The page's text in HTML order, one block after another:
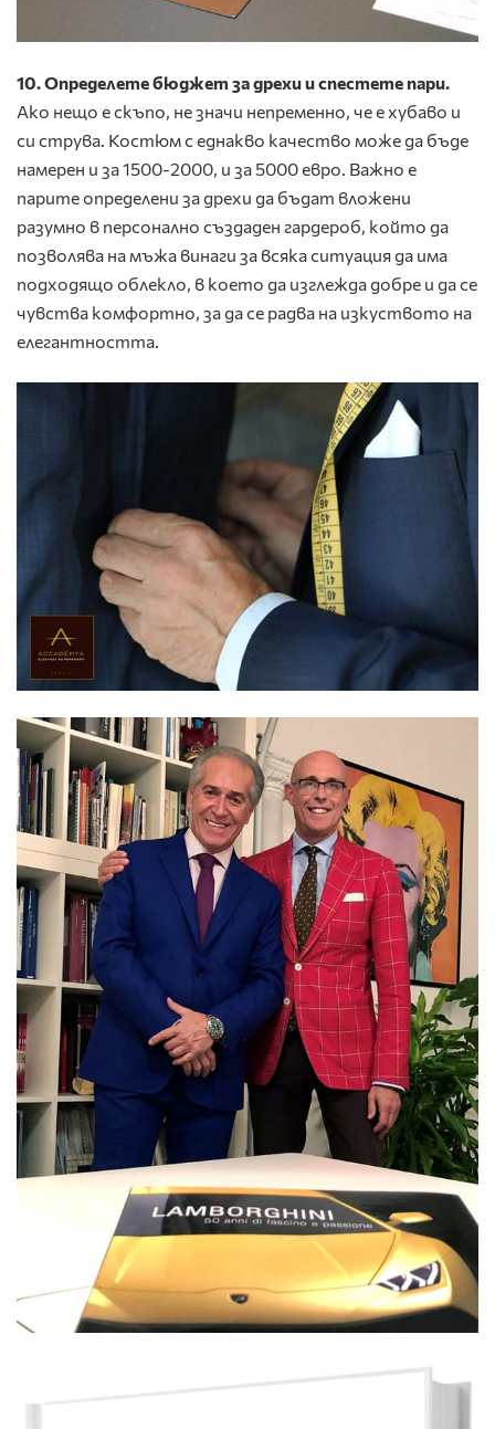
10. Определете бюджет за дрехи и спестете пари.
Ако нещо е скъпо, не значи непременно, че е хубаво и
си струва. Костюм с еднакво качество може да бъде
намерен и за 1500-2000, и за 5000 евро. Важно е
парите определени за дрехи да бъдат вложени
разумно в персонално създаден гардероб, който да
позволява на мъжа винаги за всяка ситуация да има
подходящо облекло, в което да изглежда добре и да се
чувства комфортно, за да се радва на изкуството на
елегантността.